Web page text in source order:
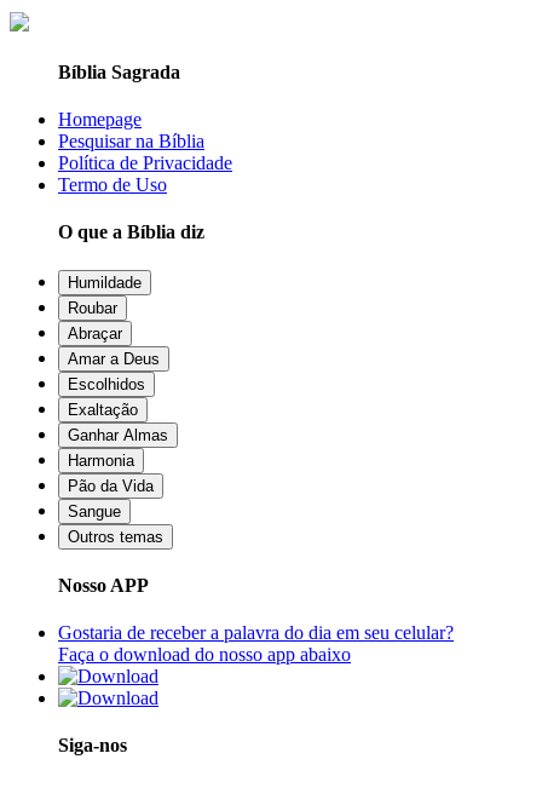
Bíblia Sagrada
Homepage
Pesquisar na Bíblia
Política de Privacidade
Termo de Uso
O que a Bíblia diz
Humildade
Roubar
Abraçar
Amar a Deus
Escolhidos
Exaltação
Ganhar Almas
Harmonia
Pão da Vida
Sangue
Outros temas
Nosso APP
Gostaria de receber a palavra do dia em seu celular?
Faça o download do nosso app abaixo
Siga-nos